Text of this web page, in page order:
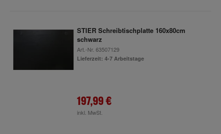
STIER Schreibtischplatte 160x80cm
schwarz
Art.-Nr. 63507129
Lieferzeit: 4-7 Arbeitstage
197,99 €
inkl. MwSt.